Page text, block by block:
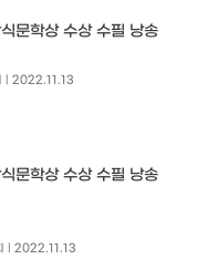
문학상 수상 수필 낭송
| 2022.11.13
문학상 수상 수필 낭송
| 2022.11.13